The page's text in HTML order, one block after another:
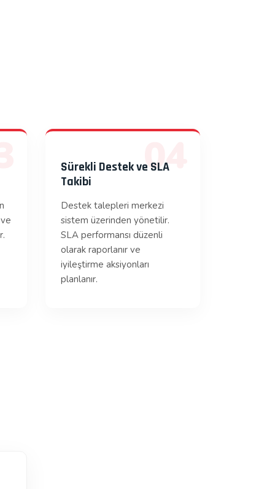
04
Sürekli Destek ve SLA
Takibi
Destek talepleri merkezi
sistem üzerinden yönetilir.
SLA performansı düzenli
olarak raporlanır ve
iyileştirme aksiyonları
planlanır.